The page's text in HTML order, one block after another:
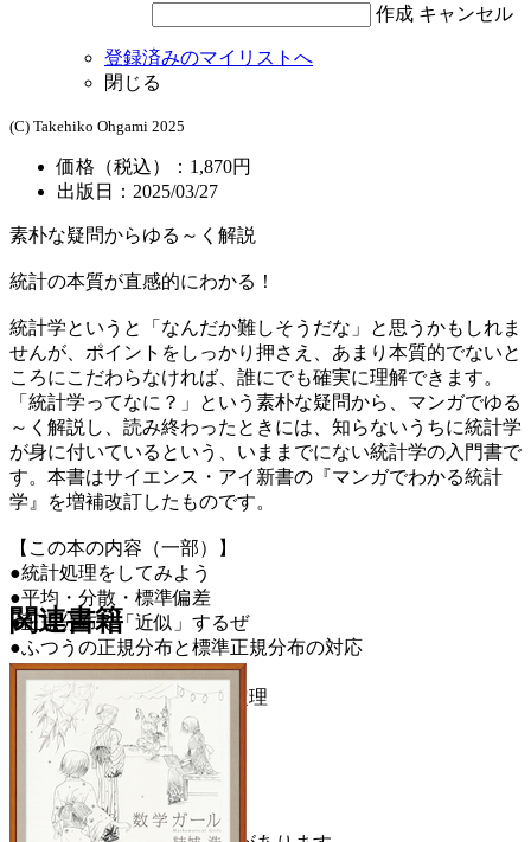
作成 キャンセル
登録済みのマイリストへ
閉じる
(C) Takehiko Ohgami 2025
価格（税込）：1,870円
出版日：2025/03/27
素朴な疑問からゆる～く解説
統計の本質が直感的にわかる！
統計学というと「なんだか難しそうだな」と思うかもしれま
せんが、ポイントをしっかり押さえ、あまり本質的でないと
ころにこだわらなければ、誰にでも確実に理解できます。
「統計学ってなに？」という素朴な疑問から、マンガでゆる
～く解説し、読み終わったときには、知らないうちに統計学
が身に付いているという、いままでにない統計学の入門書で
す。本書はサイエンス・アイ新書の『マンガでわかる統計
学』を増補改訂したものです。
【この本の内容（一部）】
●統計処理をしてみよう
●平均・分散・標準偏差
●正規分布で「近似」するぜ
●ふつうの正規分布と標準正規分布の対応
●二項分布とは
●いちばん大事な中心極限定理
●推測統計学
●推定のやり方は複数ある
●仮説の検定
●いろいろな検定
関連書籍